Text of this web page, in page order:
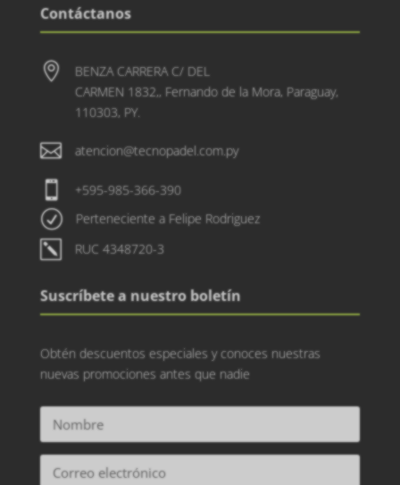
Contáctanos

BENZA CARRERA C/ DEL
CARMEN 1832,, Fernando de la Mora, Paraguay,
110303, PY.
 atencion@tecnopadel.com.py
 +595-985-366-390
R Perteneciente a Felipe Rodriguez
k RUC 4348720-3
Suscríbete a nuestro boletín
Obtén descuentos especiales y conoces nuestras
nuevas promociones antes que nadie